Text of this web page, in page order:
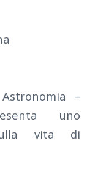
–
uno
vita di